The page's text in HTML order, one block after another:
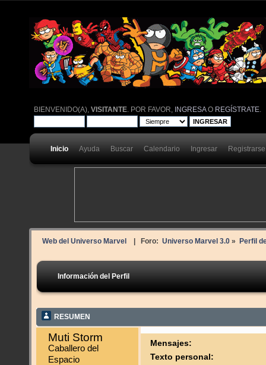
BIENVENIDO(A),VISITANTE . POR FAVOR, INGRESAO REGÍSTRATE
Inicio Ayuda Buscar Calendario Ingresar Registrarse
Web del Universo Marvel | Foro: Universo Marvel 3.0» Perfil
Información del Perfil
RESUMEN
Muti Storm
Caballero del
Espacio
Mensajes:
Texto personal: